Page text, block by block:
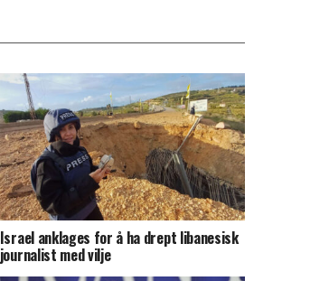
Israel anklages for å ha drept libanesisk
journalist med vilje